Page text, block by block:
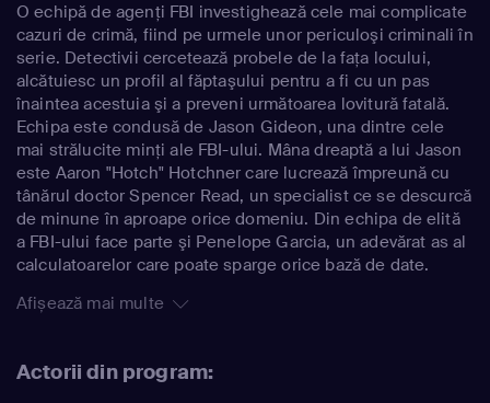
O echipă de agenţi FBI investighează cele mai complicate
cazuri de crimă, fiind pe urmele unor periculoşi criminali în
serie. Detectivii cercetează probele de la faţa locului,
alcătuiesc un profil al făptaşului pentru a fi cu un pas
înaintea acestuia şi a preveni următoarea lovitură fatală.
Echipa este condusă de Jason Gideon, una dintre cele
mai strălucite minţi ale FBI-ului. Mâna dreaptă a lui Jason
este Aaron "Hotch" Hotchner care lucrează împreună cu
tânărul doctor Spencer Read, un specialist ce se descurcă
de minune în aproape orice domeniu. Din echipa de elită
a FBI-ului face parte şi Penelope Garcia, un adevărat as al
calculatoarelor care poate sparge orice bază de date.
Afișează mai multe
Actorii din program: